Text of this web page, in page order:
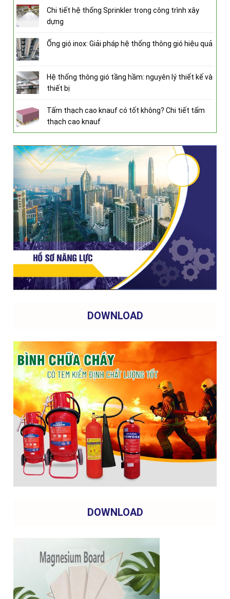
Chi tiết hệ thống Sprinkler trong công trình xây
dựng
Ống gió inox: Giải pháp hệ thống thông gió hiệu quả
Hệ thống thông gió tầng hầm: nguyên lý thiết kế và
thiết bị
Tấm thạch cao knauf có tốt không? Chi tiết tấm
thạch cao knauf
DOWNLOAD
DOWNLOAD